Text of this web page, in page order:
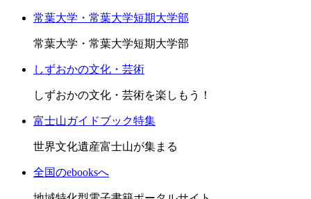
常葉大学・常葉大学短期大学部
常葉大学・常葉大学短期大学部
しずおかの文化・芸術
しずおかの文化・芸術を楽しもう！
富士山ガイドブック特集
世界文化遺産富士山が集まる
全国のebooksへ